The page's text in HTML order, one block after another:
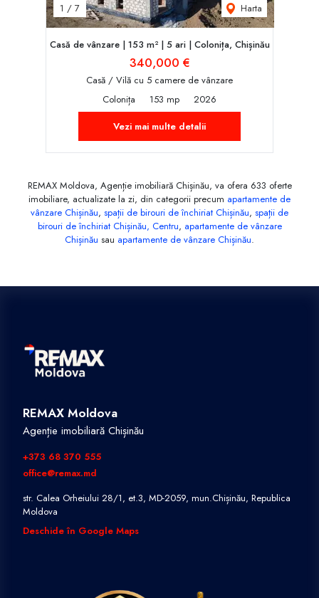
1 / 7 Harta
Casă de vânzare | 153 m² | 5 ari | Colonița, Chișinău
340,000 €
Casă / Vilă cu 5 camere de vânzare
Colonița
153 mp
2026
Vezi mai multe detalii
REMAX Moldova, Agenție imobiliară Chișinău, va ofera 633 oferte
imobiliare, actualizate la zi, din categorii precum apartamente de
vânzare Chișinău, spații de birouri de închiriat Chișinău, spații de
birouri de închiriat Chișinău, Centru, apartamente de vânzare
Chișinău sau apartamente de vânzare Chișinău.
REMAX Moldova
Agenție imobiliară Chișinău
+373 68 370 555
office@remax.md
str. Calea Orheiului 28/1, et.3, MD-2059, mun.Chișinău, Republica
Moldova
Deschide în Google Maps